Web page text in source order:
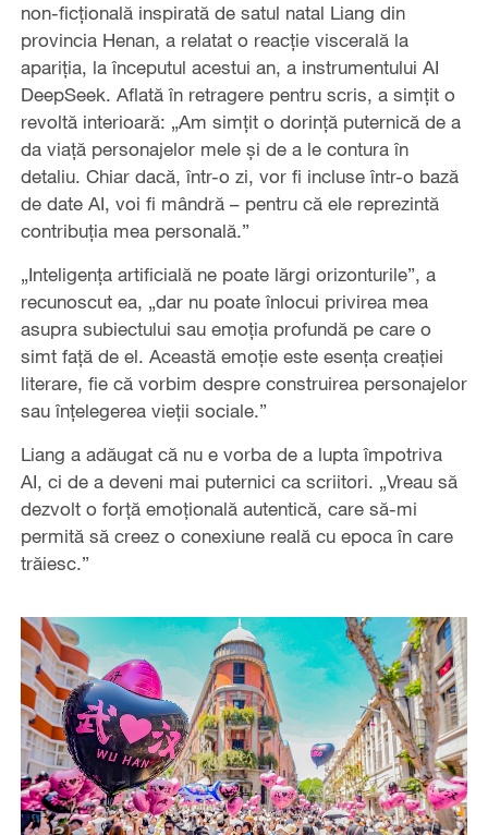
non-ficțională inspirată de satul natal Liang din
provincia Henan, a relatat o reacție viscerală la
apariția, la începutul acestui an, a instrumentului AI
DeepSeek. Aflată în retragere pentru scris, a simțit o
revoltă interioară: „Am simțit o dorință puternică de a
da viață personajelor mele și de a le contura în
detaliu. Chiar dacă, într-o zi, vor fi incluse într-o bază
de date AI, voi fi mândră – pentru că ele reprezintă
contribuția mea personală.”
„Inteligența artificială ne poate lărgi orizonturile”, a
recunoscut ea, „dar nu poate înlocui privirea mea
asupra subiectului sau emoția profundă pe care o
simt față de el. Această emoție este esența creației
literare, fie că vorbim despre construirea personajelor
sau înțelegerea vieții sociale.”
Liang a adăugat că nu e vorba de a lupta împotriva
AI, ci de a deveni mai puternici ca scriitori. „Vreau să
dezvolt o forță emoțională autentică, care să-mi
permită să creez o conexiune reală cu epoca în care
trăiesc.”